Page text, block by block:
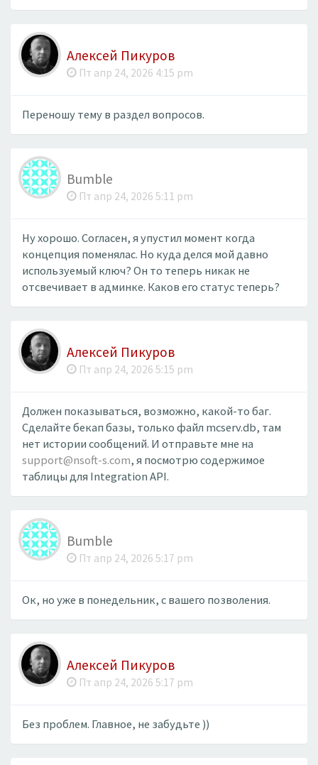
Алексей Пикуров
Пт апр 24, 2026 4:15 pm
Переношу тему в раздел вопросов.
Bumble
Пт апр 24, 2026 5:11 pm
Ну хорошо. Согласен, я упустил момент когда
концепция поменялас. Но куда делся мой давно
используемый ключ? Он то теперь никак не
отсвечивает в админке. Каков его статус теперь?
Алексей Пикуров
Пт апр 24, 2026 5:15 pm
Должен показываться, возможно, какой-то баг.
Сделайте бекап базы, только файл mcserv.db, там
нет истории сообщений. И отправьте мне на
support@nsoft-s.com, я посмотрю содержимое
таблицы для Integration API.
Bumble
Пт апр 24, 2026 5:17 pm
Ок, но уже в понедельник, с вашего позволения.
Алексей Пикуров
Пт апр 24, 2026 5:17 pm
Без проблем. Главное, не забудьте ))